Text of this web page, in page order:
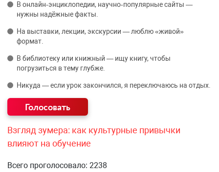
В онлайн‑энциклопедии, научно‑популярные сайты —
нужны надёжные факты.
На выставки, лекции, экскурсии — люблю «живой»
формат.
В библиотеку или книжный — ищу книгу, чтобы
погрузиться в тему глубже.
Никуда — если урок закончился, я переключаюсь на отдых.
Взгляд зумера: как культурные привычки
влияют на обучение
Всего проголосовало: 2238